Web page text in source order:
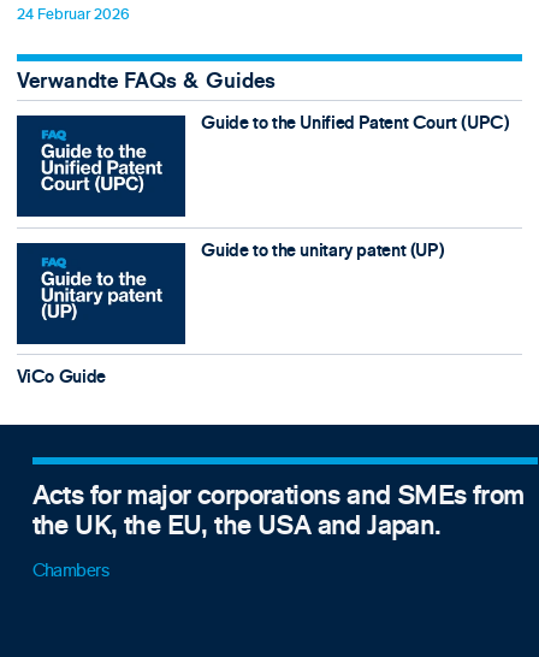
24 Februar 2026
Verwandte FAQs & Guides
Guide to the Unified Patent Court (UPC)
Guide to the unitary patent (UP)
ViCo Guide
Acts for major corporations and SMEs from
the UK, the EU, the USA and Japan.
Chambers